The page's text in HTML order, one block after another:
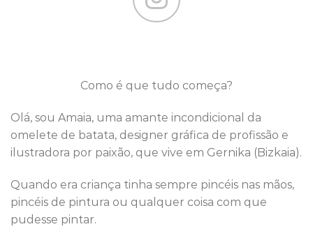
Como é que tudo começa?
Olá, sou Amaia, uma amante incondicional da
omelete de batata, designer gráfica de profissão e
ilustradora por paixão, que vive em Gernika (Bizkaia).
Quando era criança tinha sempre pincéis nas mãos,
pincéis de pintura ou qualquer coisa com que
pudesse pintar.